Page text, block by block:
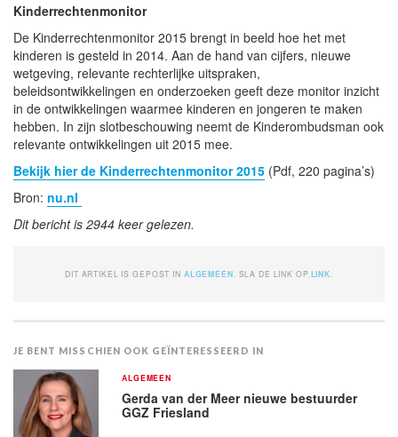
Kinderrechtenmonitor
De Kinderrechtenmonitor 2015 brengt in beeld hoe het met
kinderen is gesteld in 2014. Aan de hand van cijfers, nieuwe
wetgeving, relevante rechterlijke uitspraken,
beleidsontwikkelingen en onderzoeken geeft deze monitor inzicht
in de ontwikkelingen waarmee kinderen en jongeren te maken
hebben. In zijn slotbeschouwing neemt de Kinderombudsman ook
relevante ontwikkelingen uit 2015 mee.
Bekijk hier de Kinderrechtenmonitor 2015 (Pdf, 220 pagina’s)
Bron: nu.nl
Dit bericht is 2944 keer gelezen.
DIT ARTIKEL IS GEPOST IN ALGEMEEN . SLA DE LINK OP. LINK
JE BENT MISSCHIEN OOK GEÏNTERESSEERD IN
ALGEMEEN
Gerda van der Meer nieuwe bestuurder
GGZ Friesland